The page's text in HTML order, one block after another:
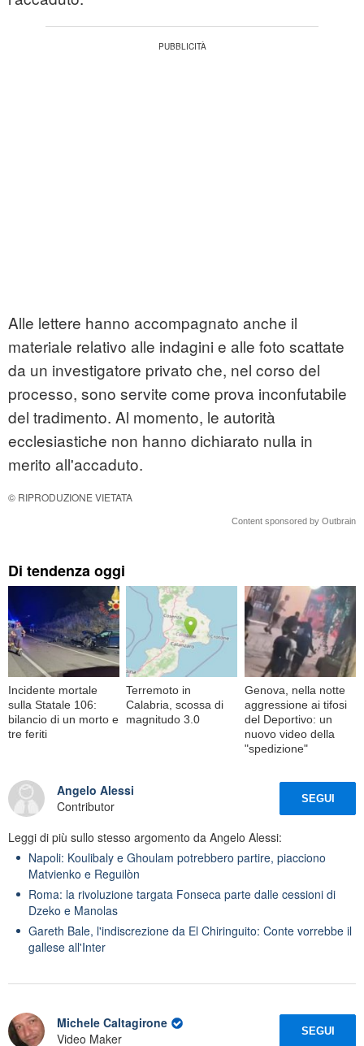
Alle lettere hanno accompagnato anche il
materiale relativo alle indagini e alle foto scattate
da un investigatore privato che, nel corso del
processo, sono servite come prova inconfutabile
del tradimento. Al momento, le autorità
ecclesiastiche non hanno dichiarato nulla in
merito all'accaduto.
© RIPRODUZIONE VIETATA
Content sponsored by Outbrain
Di tendenza oggi
Incidente mortale
sulla Statale 106:
bilancio di un morto e
tre feriti
Terremoto in
Calabria, scossa di
magnitudo 3.0
Genova, nella notte
aggressione ai tifosi
del Deportivo: un
nuovo video della
"spedizione"
Angelo Alessi
Contributor
SEGUI
Leggi di più sullo stesso argomento da Angelo Alessi:
Napoli: Koulibaly e Ghoulam potrebbero partire, piacciono
Matvienko e Reguilòn
Roma: la rivoluzione targata Fonseca parte dalle cessioni di
Dzeko e Manolas
Gareth Bale, l'indiscrezione da El Chiringuito: Conte vorrebbe il
gallese all'Inter
Michele Caltagirone
Video Maker
SEGUI